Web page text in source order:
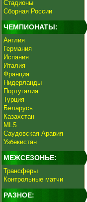
Стадионы
Сборная России
ЧЕМПИОНАТЫ:
Англия
Германия
Испания
Италия
Франция
Нидерланды
Португалия
Турция
Беларусь
Казахстан
MLS
Саудовская Аравия
Узбекистан
МЕЖСЕЗОНЬЕ:
Трансферы
Контрольные матчи
РАЗНОЕ: